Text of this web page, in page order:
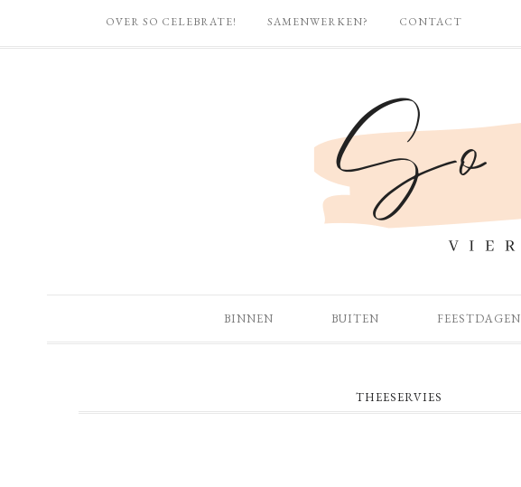
OVER SO CELEBRATE! SAMENWERKEN? CONTACT
BINNEN BUITEN FEESTDAGEN
THEESERVIES